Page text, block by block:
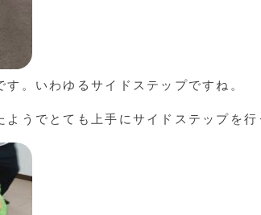
。いわゆるサイドステップですね。
うでとても上手にサイドステップを